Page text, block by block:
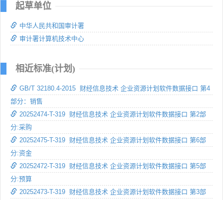
起草单位
中华人民共和国审计署
审计署计算机技术中心
相近标准(计划)
GB/T 32180.4-2015 财经信息技术 企业资源计划软件数据接口 第4
部分：销售
20252474-T-319 财经信息技术 企业资源计划软件数据接口 第2部
分:采购
20252475-T-319 财经信息技术 企业资源计划软件数据接口 第6部
分:资金
20252472-T-319 财经信息技术 企业资源计划软件数据接口 第5部
分:预算
20252473-T-319 财经信息技术 企业资源计划软件数据接口 第3部